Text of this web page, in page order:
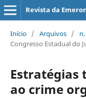
Revista da
Início / Arquivos /
Congresso Estadual do
Estratégias
ao crime